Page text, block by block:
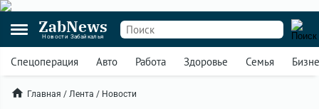
ZabNews
Новости Забайкалья
Спецоперация Авто Работа Здоровье Семья
Главная / Лента / Новости